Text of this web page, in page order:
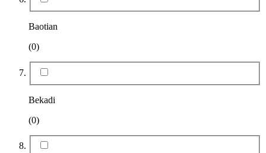
Baotian
(0)
Bekadi
(0)